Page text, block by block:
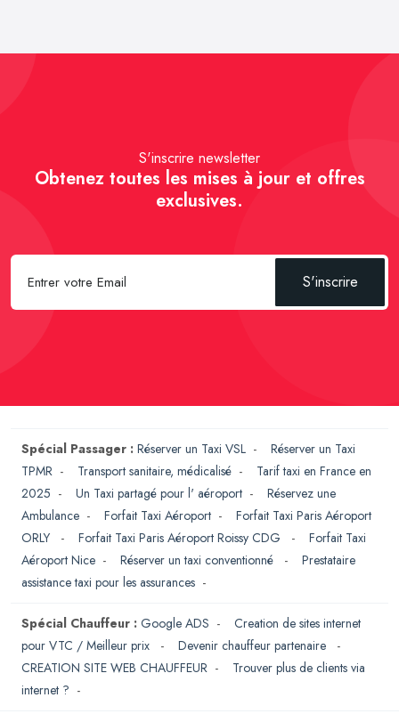
S'inscrire newsletter
Obtenez toutes les mises à jour et offres
exclusives.
S'inscrire
Spécial Passager : Réserver un Taxi VSL - Réserver un Taxi
TPMR - Transport sanitaire, médicalisé - Tarif taxi en France en
2025 - Un Taxi partagé pour l' aéroport - Réservez une
Ambulance - Forfait Taxi Aéroport - Forfait Taxi Paris Aéroport
ORLY
- Forfait Taxi Paris Aéroport Roissy CDG - Forfait Taxi
Aéroport Nice - Réserver un taxi conventionné - Prestataire
assistance taxi pour les assurances -
Spécial Chauffeur : Google ADS - Creation de sites internet
pour VTC / Meilleur prix
- Devenir chauffeur partenaire
-
CREATION SITE WEB CHAUFFEUR - Trouver plus de clients via
internet ? -